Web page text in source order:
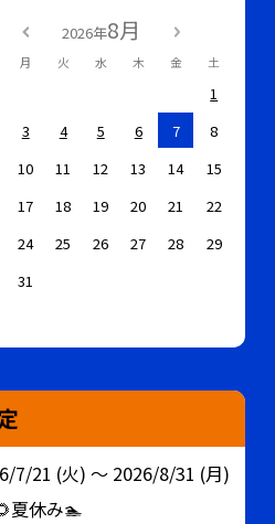
2026年8月
月 火 水 木 金 土
1
3 4 5 6 7
8
10 11 12 13 14
15
17 18 19 20 21
22
24 25 26 27 28
29
31
7/21 (火) ～ 2026/8/31 (月)
夏休み🏊